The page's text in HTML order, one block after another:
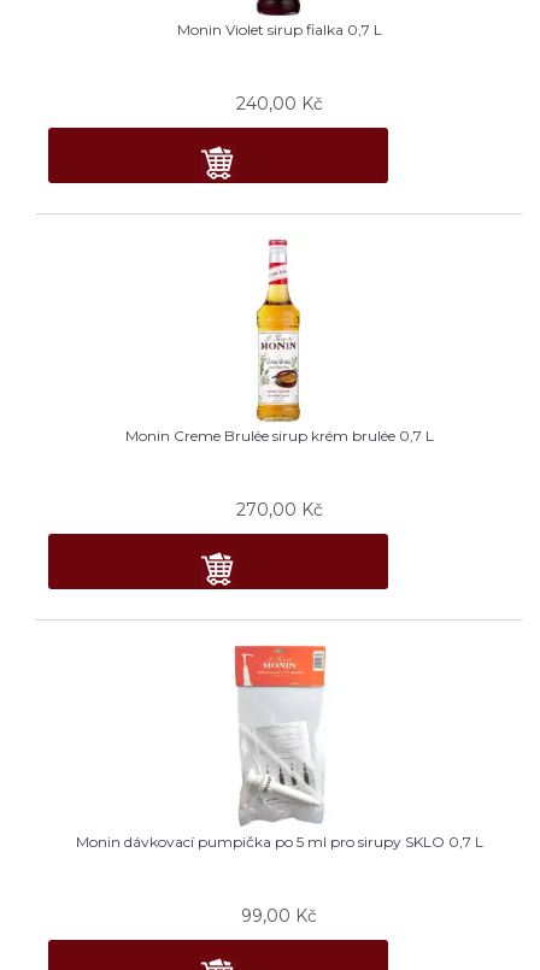
Monin Violet sirup fialka 0,7 L
240,00 Kč
Monin Creme Brulée sirup krém brulée 0,7 L
270,00 Kč
Monin dávkovací pumpička po 5 ml pro sirupy SKLO 0,7 L
99,00 Kč